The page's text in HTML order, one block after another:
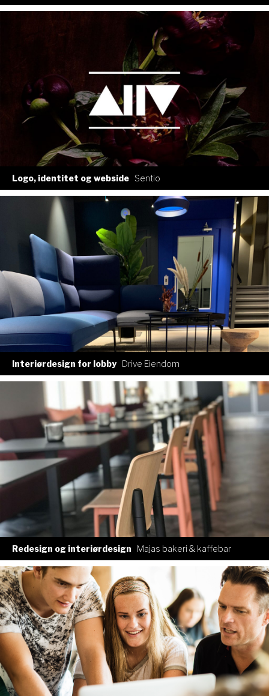
Logo, identitet og webside Sentio
Interiørdesign for lobby Drive Eiendom
Redesign og interiørdesign Majas bakeri & kaffebar